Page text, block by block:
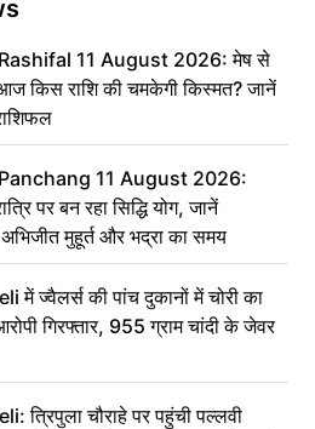
11 August 2026: मेष से
किस राशि की चमकेगी किस्मत? जानें
11 August 2026:
पर बन रहा सिद्धि योग, जानें
मुहूर्त और भद्रा का समय
में ज्वैलर्स की पांच दुकानों में चोरी का
गिरफ्तार, 955 ग्राम चांदी के जेवर
त्रिपुला चौराहे पर पहुंची पल्लवी